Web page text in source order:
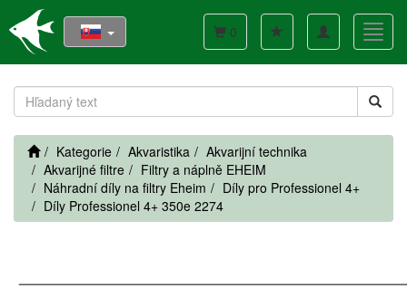
Toggle
navigation
0
Kategorie Akvaristika
Akvarijní technika
Akvarijné filtre
Filtry a náplně EHEIM
Náhradní díly na filtry Eheim
Díly pro Professionel 4+
Díly Professionel 4+ 350e 2274